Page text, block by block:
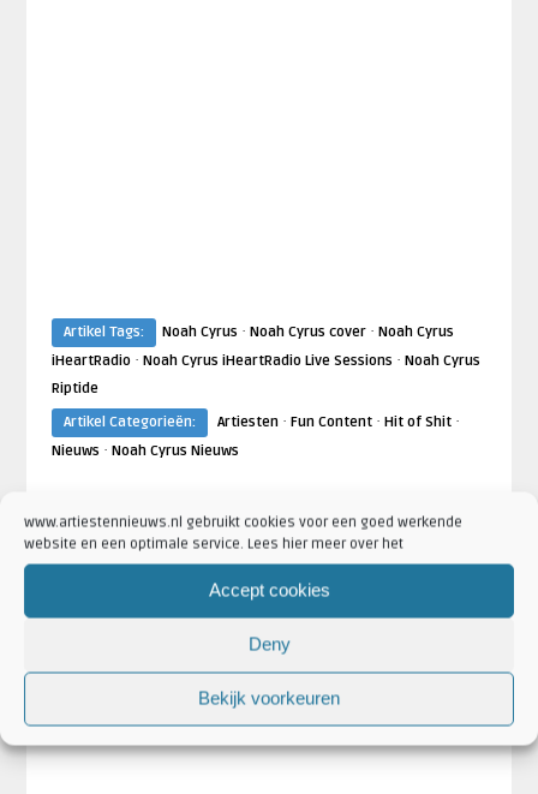
www.artiestennieuws.nl gebruikt cookies voor een goed werkende
website en een optimale service. Lees hier meer over het
Accept cookies
Deny
Bekijk voorkeuren
Artikel Tags: Noah Cyrus · Noah Cyrus cover· Noah Cyrus
iHeartRadio· Noah Cyrus iHeartRadio Live Sessions · Noah Cyrus
Riptide
Artikel Categorieën:
Artiesten· Fun Content· Hit of Shit·
Nieuws · Noah Cyrus Nieuws
ARTIESTEN
Noah Cyrus heeft platencontract
getekend